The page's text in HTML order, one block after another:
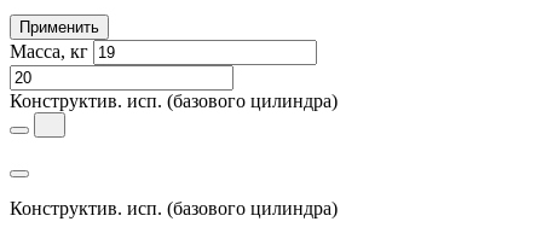
Применить
Масса, кг
Конструктив. исп. (базового цилиндра)
Конструктив. исп. (базового цилиндра)